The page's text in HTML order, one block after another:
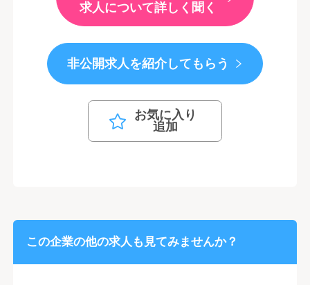
求人について詳しく聞く
非公開求人を紹介してもらう
お気に入り
追加
この企業の他の求人も見てみませんか？